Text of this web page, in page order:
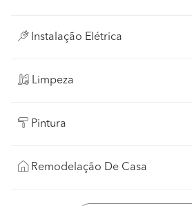
Instalação Elétrica
Limpeza
Pintura
Remodelação De Casa